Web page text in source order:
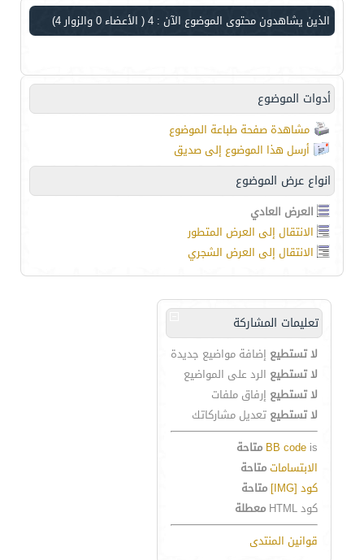
الذين يشاهدون محتوى الموضوع الآن : 4 ( الأعضاء 0 والزوار 4)
أدوات الموضوع
مشاهدة صفحة طباعة الموضوع
أرسل هذا الموضوع إلى صديق
انواع عرض الموضوع
العرض العادي
الانتقال إلى العرض المتطور
الانتقال إلى العرض الشجري
تعليمات المشاركة
لا تستطيع إضافة مواضيع جديدة
لا تستطيع الرد على المواضيع
لا تستطيع إرفاق ملفات
لا تستطيع تعديل مشاركاتك
BB code is
متاحة
الابتساماتمتاحة
كود [IMG]
متاحة
كود HTML
معطلة
قوانين المنتدى